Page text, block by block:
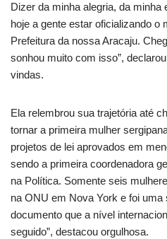
Dizer da minha alegria, da minha
hoje a gente estar oficializando o
Prefeitura da nossa Aracaju.
sonhou muito com isso”,
vindas.
Ela relembrou sua trajetória até
tornar a primeira mulher
projetos de lei aprovados em
sendo a primeira coordenadora
na Política. Somente seis
na ONU em Nova York e foi uma
documento que a nível
seguido”, destacou orgulhosa.